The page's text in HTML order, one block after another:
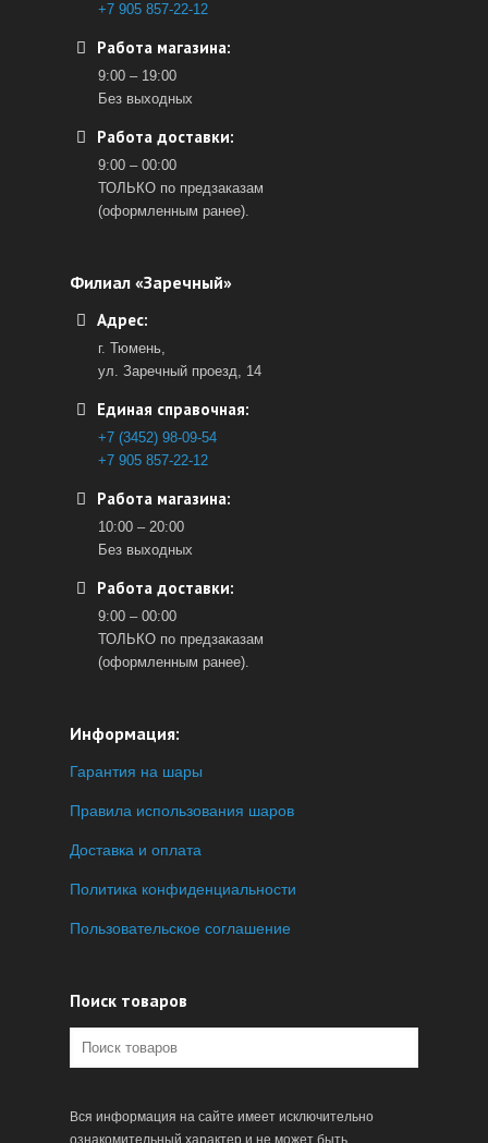
+7 905 857-22-12
Работа магазина:
9:00 – 19:00
Без выходных
Работа доставки:
9:00 – 00:00
ТОЛЬКО по предзаказам
(оформленным ранее).
Филиал «Заречный»
Адрес:
г. Тюмень,
ул. Заречный проезд, 14
Единая справочная:
+7 (3452) 98-09-54
+7 905 857-22-12
Работа магазина:
10:00 – 20:00
Без выходных
Работа доставки:
9:00 – 00:00
ТОЛЬКО по предзаказам
(оформленным ранее).
Информация:
Гарантия на шары
Правила использования шаров
Доставка и оплата
Политика конфиденциальности
Пользовательское соглашение
Поиск товаров
Вся информация на сайте имеет исключительно
ознакомительный характер и не может быть